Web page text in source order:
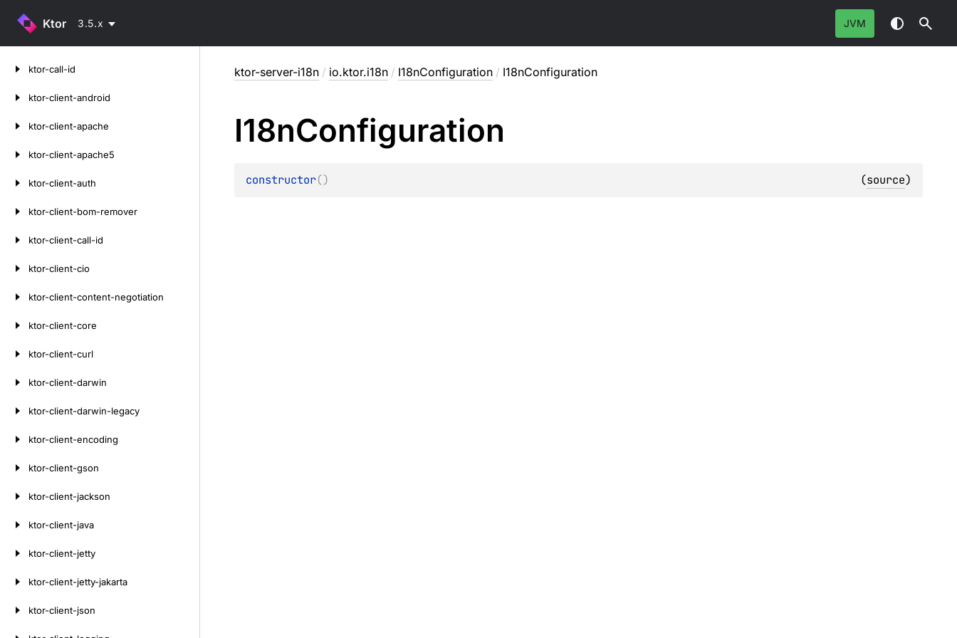
Ktor 3.5.x JVM
ktor-call-id
ktor-client-android
ktor-client-apache
ktor-client-apache5
ktor-client-auth
ktor-client-bom-remover
ktor-client-call-id
ktor-client-cio
ktor-client-content-negotiation
ktor-client-core
ktor-client-curl
ktor-client-darwin
ktor-client-darwin-legacy
ktor-client-encoding
ktor-client-gson
ktor-client-jackson
ktor-client-java
ktor-client-jetty
ktor-client-jetty-jakarta
ktor-client-json
ktor-server-i18n / io.ktor.i18n / I18nConfiguration / I18nConfiguration
I18nConfiguration
constructor() (source)